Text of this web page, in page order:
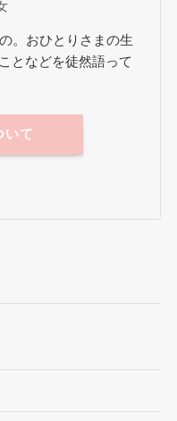
。おひとりさまの生
となどを徒然語って
いて